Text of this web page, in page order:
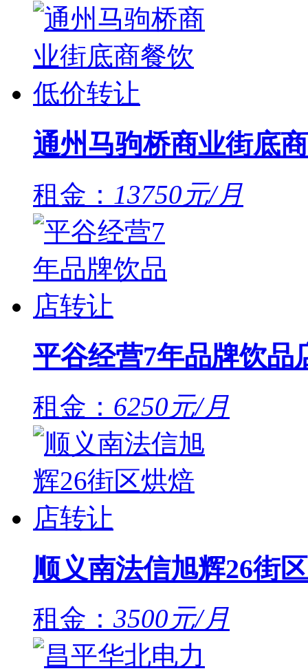
通州马驹桥商业街底
租金： 13750元/月
平谷经营7年品牌饮品
租金： 6250元/月
顺义南法信旭辉26街
租金： 3500元/月